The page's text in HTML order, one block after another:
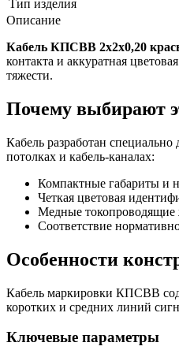
Тип изделия
Описание
Кабель КПСВВ 2х2х0,20
контакта и аккуратная
тяжести.
Почему выбирают
Кабель разработан
потолках и кабель-каналах:
Компактные габариты и
Четкая цветовая
Медные токопроводящие
Соответствие
Особенности
Кабель маркировки КПСВВ
коротких и средних линий
Ключевые параметры